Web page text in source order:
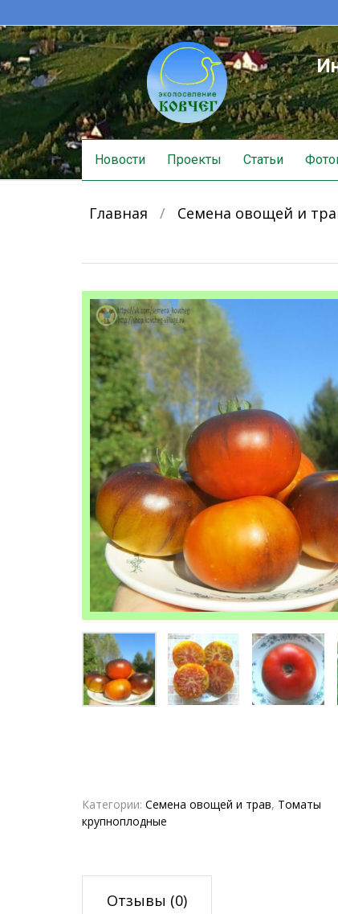
Skip
to
content
Новости Проекты Статьи
Главная / Семена овощей и
Категории: Семена овощей и трав, Томаты
крупноплодные
Отзывы (0)